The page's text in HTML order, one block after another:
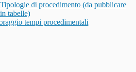
Tipologie di procedimento (da pubblicare
in tabelle)
tempi procedimentali